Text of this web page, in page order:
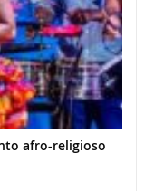
afro-religioso